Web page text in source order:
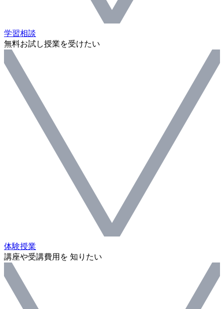
学習相談
無料お試し授業を受けたい
体験授業
講座や受講費用を 知りたい